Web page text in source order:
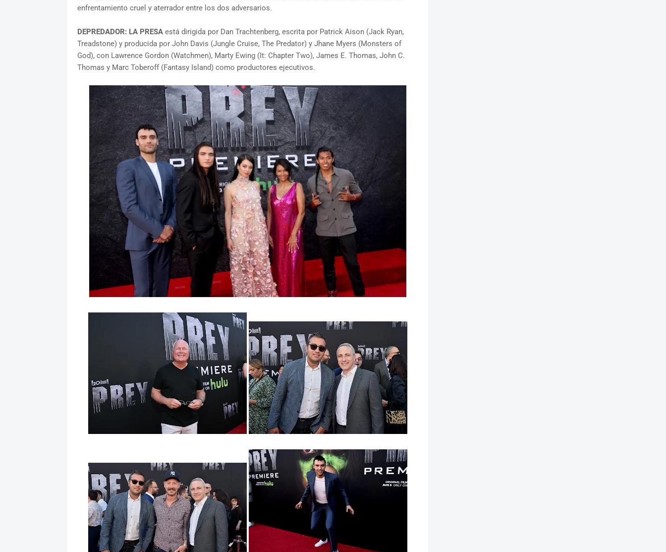
enfrentamiento cruel y aterrador entre los dos adversarios.
DEPREDADOR: LA PRESAestá dirigida por Dan Trachtenberg, escrita por Patrick Aison (Jack Ryan,
Treadstone) y producida por John Davis (Jungle Cruise, The Predator) y Jhane Myers (Monsters of
God), con Lawrence Gordon (Watchmen), Marty Ewing (It: Chapter Two), James E. Thomas, John C.
Thomas y Marc Toberoff (Fantasy Island) como productores ejecutivos.